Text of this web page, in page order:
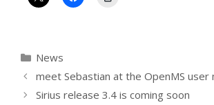
Categories
News
meet Sebastian at the OpenMS user
Sirius release 3.4 is coming soon